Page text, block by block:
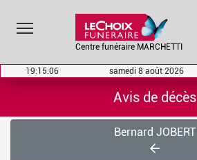
Centre funéraire MARCHETTI
Toggle main menu visibility
19:15:06 samedi 8 août 2026
Avis de décès
Bernard JOBERT